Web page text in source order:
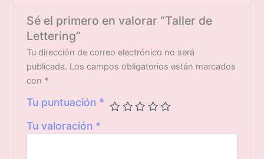
Sé el primero en valorar “Taller de
Lettering”
Tu dirección de correo electrónico no será
publicada. Los campos obligatorios están marcados
con *
Tu puntuación *
Tu valoración *